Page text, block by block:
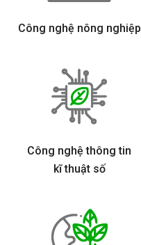
Công nghệ nông nghiệp
Công nghệ thông tin
kĩ thuật số